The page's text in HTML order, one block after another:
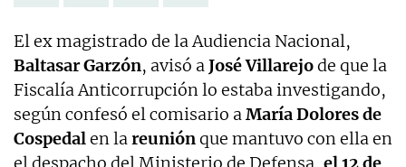
El ex magistrado de la Audiencia Nacional,
Baltasar Garzón, avisó aJosé Villarejode que la
Fiscalía Anticorrupción lo estaba investigando,
según confesó el comisario aMaría Dolores de
Cospedalen lareuniónque mantuvo con ella en